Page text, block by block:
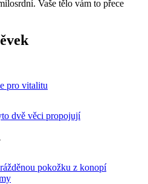
Vaše tělo vám to přece
pro vitalitu
dvě věci propojují